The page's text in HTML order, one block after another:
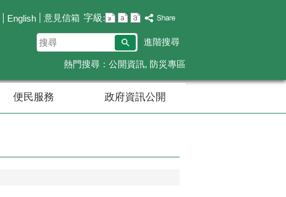
English 意見信箱 字級:
搜
尋
進階搜尋
熱門搜尋： 公開資訊 防災專區
便民服務 政府資訊公開